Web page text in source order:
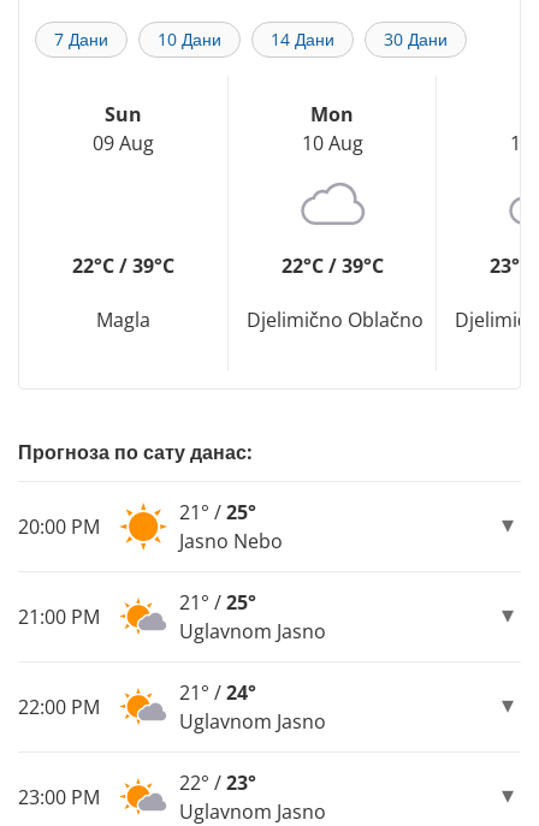
7 Дани 10 Дани 14 Дани 30 Дани
Sun
09 Aug
22°C / 39°C
Magla
Mon
10 Aug
22°C / 39°C
Djelimično Oblačno
11
23°C
Прогноза по сату данас:
20:00 PM
21° /25°
Jasno Nebo
21:00 PM
21° /25°
Uglavnom Jasno
22:00 PM
21° /24°
Uglavnom Jasno
23:00 PM
22° /23°
Uglavnom Jasno